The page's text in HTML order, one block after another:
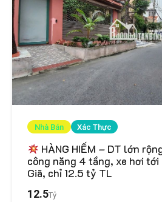
Nhà Bán Xác Thực
HÀNG HIẾM – DT lớn
công năng 4 tầng, xe hơi tới
Giã, chỉ 12.5 tỷ TL
12.5Tỷ